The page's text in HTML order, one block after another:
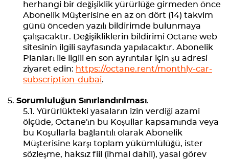
herhangi bir değişiklik yürürlüğe girmeden önce
Abonelik Müşterisine en az on dört (14) takvim
günü önceden yazılı bildirimde bulunmaya
çalışacaktır. Değişikliklerin bildirimi Octane web
sitesinin ilgili sayfasında yapılacaktır. Abonelik
Planları ile ilgili en son ayrıntılar için şu adresi
ziyaret edin: https://octane.rent/monthly-car-
subscription-dubai.
Sorumluluğun Sınırlandırılması.
Yürürlükteki yasaların izin verdiği azami
ölçüde, Octane'ın bu Koşullar kapsamında veya
bu Koşullarla bağlantılı olarak Abonelik
Müşterisine karşı toplam yükümlülüğü, ister
sözleşme, haksız fiil (ihmal dahil), yasal görev